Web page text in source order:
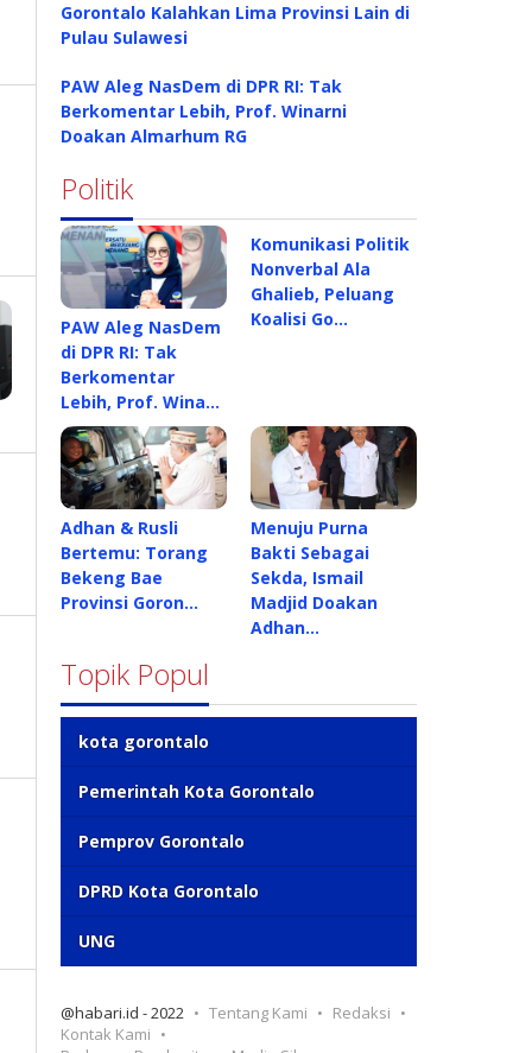
Gorontalo Kalahkan Lima Provinsi Lain di
Pulau Sulawesi
PAW Aleg NasDem di DPR RI: Tak
Berkomentar Lebih, Prof. Winarni
Doakan Almarhum RG
Politik
PAW Aleg NasDem
di DPR RI: Tak
Berkomentar
Lebih, Prof. Wina…
Komunikasi Politik
Nonverbal Ala
Ghalieb, Peluang
Koalisi Go…
Adhan & Rusli
Bertemu: Torang
Bekeng Bae
Provinsi Goron…
Menuju Purna
Bakti Sebagai
Sekda, Ismail
Madjid Doakan
Adhan…
Topik Popul
kota gorontalo
Pemerintah Kota Gorontalo
Pemprov Gorontalo
DPRD Kota Gorontalo
UNG
@habari.id - 2022 Tentang Kami
Redaksi
Kontak Kami